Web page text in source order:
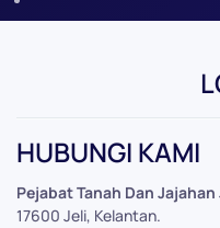
−
HUBUNGI KAMI
Pejabat Tanah Dan Jajahan
17600 Jeli, Kelantan.